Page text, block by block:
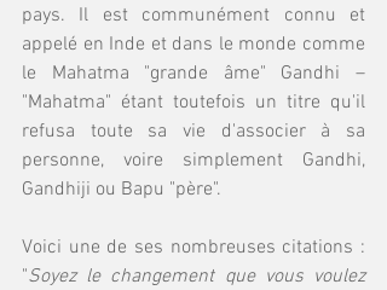
pays. Il est communément connu et
appelé en Inde et dans le monde comme
le Mahatma "grande âme" Gandhi –
"Mahatma" étant toutefois un titre qu'il
refusa toute sa vie d'associer à sa
personne, voire simplement Gandhi,
Gandhiji ou Bapu "père".
Voici une de ses nombreuses citations :
"Soyez le changement que vous voulez